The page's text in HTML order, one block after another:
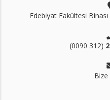
Edebiyat Fakültesi
(0090 312)
Bize